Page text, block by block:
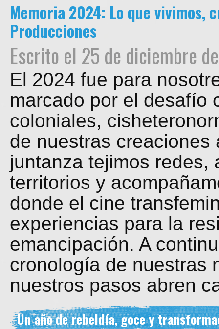
Memoria 2024: Lo que vivimos,
Producciones
Escrito el 25 de diciembre
El 2024 fue para
marcado por el desafío
coloniales,
de nuestras
juntanza tejimos redes,
territorios y
donde el cine
experiencias para la
emancipación. A
cronología de nuestras
nuestros pasos abren
Un año de rebeldía, goce y